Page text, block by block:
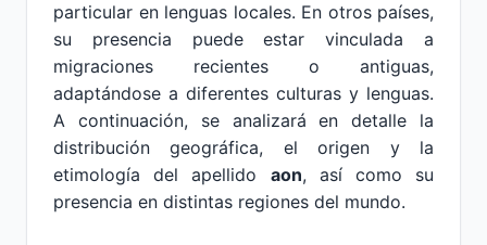
particular en lenguas locales. En otros países,
su presencia puede estar vinculada a
migraciones recientes o antiguas,
adaptándose a diferentes culturas y lenguas.
A continuación, se analizará en detalle la
distribución geográfica, el origen y la
etimología del apellido aon, así como su
presencia en distintas regiones del mundo.